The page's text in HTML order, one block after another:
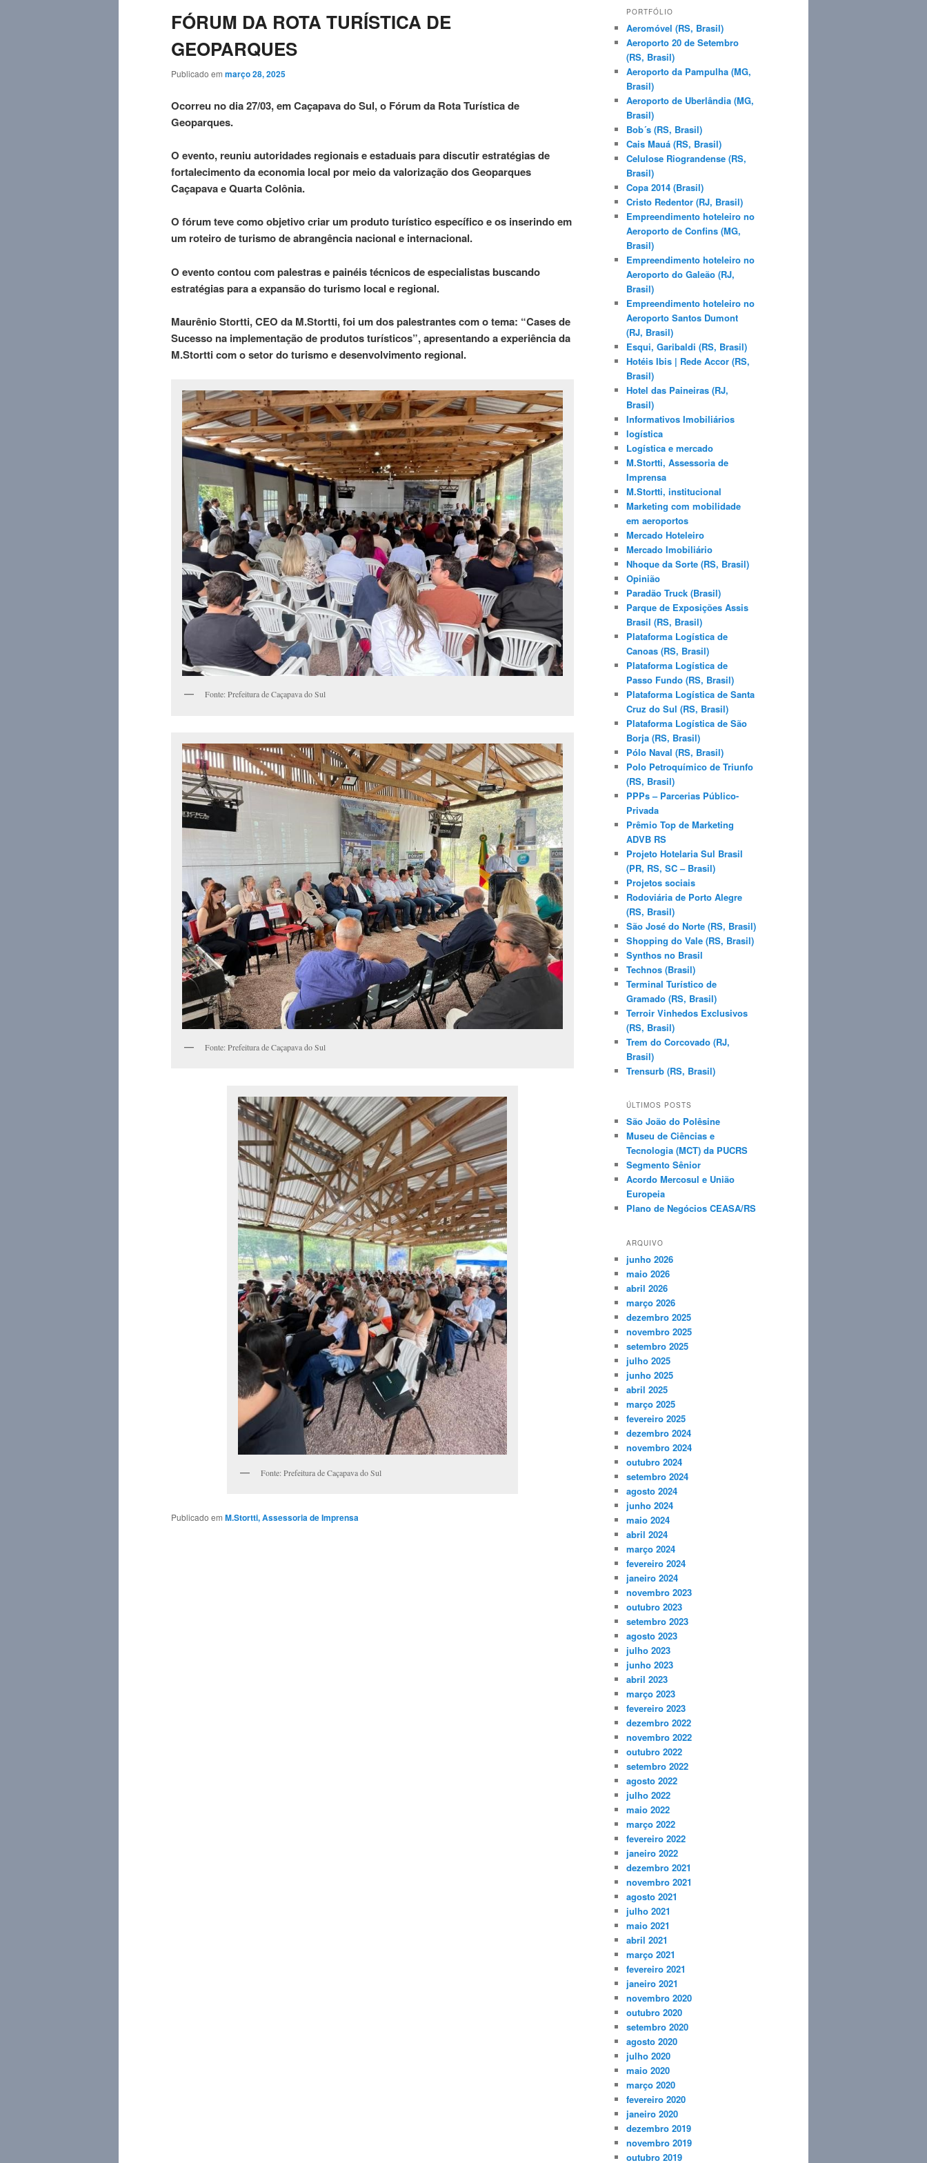
FÓRUM DA ROTA TURÍSTICA DE
GEOPARQUES
Publicado em março 28, 2025
Ocorreu no dia 27/03, em Caçapava do Sul, o Fórum da Rota Turística de
Geoparques.
O evento, reuniu autoridades regionais e estaduais para discutir estratégias de
fortalecimento da economia local por meio da valorização dos Geoparques
Caçapava e Quarta Colônia.
O fórum teve como objetivo criar um produto turístico específico e os inserindo em
um roteiro de turismo de abrangência nacional e internacional.
O evento contou com palestras e painéis técnicos de especialistas buscando
estratégias para a expansão do turismo local e regional.
Maurênio Stortti, CEO da M.Stortti, foi um dos palestrantes com o tema: “Cases de
Sucesso na implementação de produtos turísticos”, apresentando a experiência da
M.Stortti com o setor do turismo e desenvolvimento regional.
Fonte: Prefeitura de Caçapava do Sul
Fonte: Prefeitura de Caçapava do Sul
Fonte: Prefeitura de Caçapava do Sul
Publicado em M.Stortti, Assessoria de Imprensa
q
i
s
a
r
PORTFÓLIO
Aeromóvel (RS, Brasil)
Aeroporto 20 de Setembro
(RS, Brasil)
Aeroporto da Pampulha (MG,
Brasil)
Aeroporto de Uberlândia (MG,
Brasil)
Bob´s (RS, Brasil)
Cais Mauá (RS, Brasil)
Celulose Riograndense (RS,
Brasil)
Copa 2014 (Brasil)
Cristo Redentor (RJ, Brasil)
Empreendimento hoteleiro no
Aeroporto de Confins (MG,
Brasil)
Empreendimento hoteleiro no
Aeroporto do Galeão (RJ,
Brasil)
Empreendimento hoteleiro no
Aeroporto Santos Dumont
(RJ, Brasil)
Esqui, Garibaldi (RS, Brasil)
Hotéis Ibis | Rede Accor (RS,
Brasil)
Hotel das Paineiras (RJ,
Brasil)
Informativos Imobiliários
logística
Logística e mercado
M.Stortti, Assessoria de
Imprensa
M.Stortti, institucional
Marketing com mobilidade
em aeroportos
Mercado Hoteleiro
Mercado Imobiliário
Nhoque da Sorte (RS, Brasil)
Opinião
Paradão Truck (Brasil)
Parque de Exposições Assis
Brasil (RS, Brasil)
Plataforma Logística de
Canoas (RS, Brasil)
Plataforma Logística de
Passo Fundo (RS, Brasil)
Plataforma Logística de Santa
Cruz do Sul (RS, Brasil)
Plataforma Logística de São
Borja (RS, Brasil)
Pólo Naval (RS, Brasil)
Polo Petroquímico de Triunfo
(RS, Brasil)
PPPs – Parcerias Público-
Privada
Prêmio Top de Marketing
ADVB RS
Projeto Hotelaria Sul Brasil
(PR, RS, SC – Brasil)
Projetos sociais
Rodoviária de Porto Alegre
(RS, Brasil)
São José do Norte (RS, Brasil)
Shopping do Vale (RS, Brasil)
Synthos no Brasil
Technos (Brasil)
Terminal Turístico de
Gramado (RS, Brasil)
Terroir Vinhedos Exclusivos
(RS, Brasil)
Trem do Corcovado (RJ,
Brasil)
Trensurb (RS, Brasil)
ÚLTIMOS POSTS
São João do Polêsine
Museu de Ciências e
Tecnologia (MCT) da PUCRS
Segmento Sênior
Acordo Mercosul e União
Europeia
Plano de Negócios CEASA/RS
ARQUIVO
junho 2026
maio 2026
abril 2026
março 2026
dezembro 2025
novembro 2025
setembro 2025
julho 2025
junho 2025
abril 2025
março 2025
fevereiro 2025
dezembro 2024
novembro 2024
outubro 2024
setembro 2024
agosto 2024
junho 2024
maio 2024
abril 2024
março 2024
fevereiro 2024
janeiro 2024
novembro 2023
outubro 2023
setembro 2023
agosto 2023
julho 2023
junho 2023
abril 2023
março 2023
fevereiro 2023
dezembro 2022
novembro 2022
outubro 2022
setembro 2022
agosto 2022
julho 2022
maio 2022
março 2022
fevereiro 2022
janeiro 2022
dezembro 2021
novembro 2021
agosto 2021
julho 2021
maio 2021
abril 2021
março 2021
fevereiro 2021
janeiro 2021
novembro 2020
outubro 2020
setembro 2020
agosto 2020
julho 2020
maio 2020
março 2020
fevereiro 2020
janeiro 2020
dezembro 2019
novembro 2019
outubro 2019